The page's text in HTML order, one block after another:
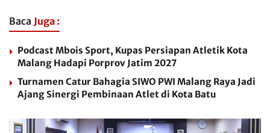
Baca Juga :
Podcast Mbois Sport, Kupas Persiapan Atletik Kota
Malang Hadapi Porprov Jatim 2027
Turnamen Catur Bahagia SIWO PWI Malang Raya Jadi
Ajang Sinergi Pembinaan Atlet di Kota Batu